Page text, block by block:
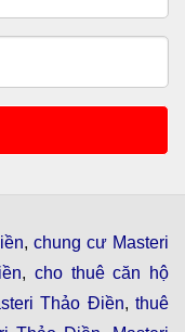
, chung cư Masteri
, cho thuê căn hộ
Thảo Điền,thuê